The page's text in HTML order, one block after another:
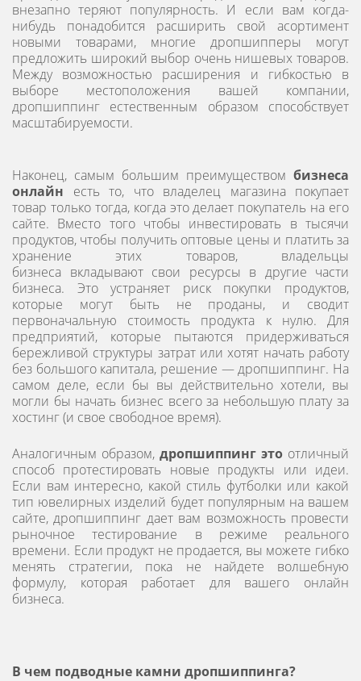
внезапно теряют популярность. И если вам когда-
нибудь понадобится расширить свой асортимент
новыми товарами, многие дропшипперы могут
предложить широкий выбор очень нишевых товаров.
Между возможностью расширения и гибкостью в
выборе местоположения вашей компании,
дропшиппинг естественным образом способствует
масштабируемости.
Наконец, самым большим преимуществом бизнеса
онлайн есть то, что владелец магазина покупает
товар только тогда, когда это делает покупатель на его
сайте. Вместо того чтобы инвестировать в тысячи
продуктов, чтобы получить оптовые цены и платить за
хранение этих товаров, владельцы
бизнеса вкладывают свои ресурсы в другие части
бизнеса. Это устраняет риск покупки продуктов,
которые могут быть не проданы, и сводит
первоначальную стоимость продукта к нулю. Для
предприятий, которые пытаются придерживаться
бережливой структуры затрат или хотят начать работу
без большого капитала, решение — дропшиппинг. На
самом деле, если бы вы действительно хотели, вы
могли бы начать бизнес всего за небольшую плату за
хостинг (и свое свободное время).
Аналогичным образом, дропшиппинг это отличный
способ протестировать новые продукты или идеи.
Если вам интересно, какой стиль футболки или какой
тип ювелирных изделий будет популярным на вашем
сайте, дропшиппинг дает вам возможность провести
рыночное тестирование в режиме реального
времени. Если продукт не продается, вы можете гибко
менять стратегии, пока не найдете волшебную
формулу, которая работает для вашего онлайн
бизнеса.
В чем подводные камни дропшиппинга?